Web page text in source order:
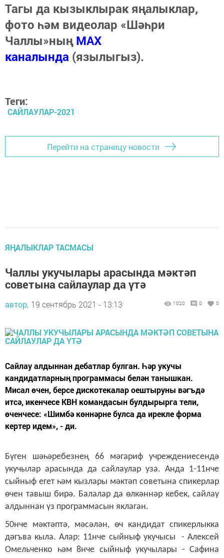
Тагы да кызыклырак яңалыклар,
фото һәм видеолар «Шәһри
Чаллы»ныңMAX
каналында (язылыгыз).
Теги:
САЙЛАУЛАР-2021
Перейти на страницу новости
ЯҢАЛЫКЛАР ТАСМАСЫ
Чаллы укучылары арасында мәктәп
советына сайлаулар да үтә
автор, 19 сентябрь 2021 - 13:13 1020 0 0
Сайлау алдыннан дебатлар булган. Һәр укучы
кандидатларның программасы белән танышкан.
Мисал өчен, берсе дискотекалар оештыруны вәгъдә
итсә, икенчесе КВН командасын булдырырга тели,
өченчесе: «Шимбә көннәрне булса да ирекле форма
кертер идем», - ди.
Бүген шәһәребезнең 66 мәгариф учреждениесендә
укучылар арасында да сайлаулар уза. Анда 1-11нче
сыйныф егет һәм кызлары мәктәп советына спикерлар
өчен тавыш бирә. Балалар да өлкәннәр кебек, сайлау
алдыннан үз программасын яклаган.
50нче мәктәптә, мәсәлән, өч кандидат спикерлыкка
дәгъва кыла. Алар: 11нче сыйныф укучысы - Алексей
Омельченко һәм 8нче сыйныф укучылары - Сафина